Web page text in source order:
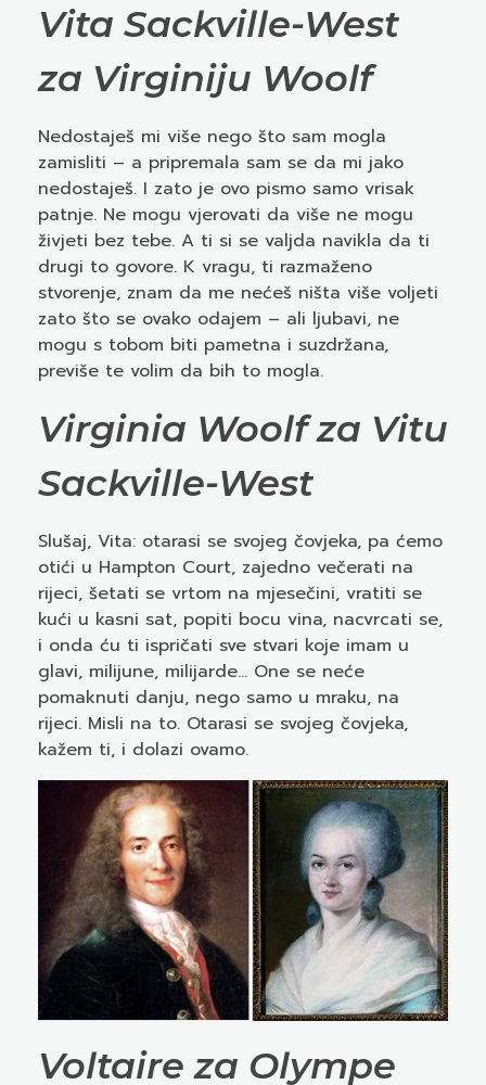
Vita Sackville-West
za Virginiju Woolf
Nedostaješ mi više nego što sam mogla
zamisliti – a pripremala sam se da mi jako
nedostaješ. I zato je ovo pismo samo vrisak
patnje. Ne mogu vjerovati da više ne mogu
živjeti bez tebe. A ti si se valjda navikla da ti
drugi to govore. K vragu, ti razmaženo
stvorenje, znam da me nećeš ništa više voljeti
zato što se ovako odajem – ali ljubavi, ne
mogu s tobom biti pametna i suzdržana,
previše te volim da bih to mogla.
Virginia Woolf za Vitu
Sackville-West
Slušaj, Vita: otarasi se svojeg čovjeka, pa ćemo
otići u Hampton Court, zajedno večerati na
rijeci, šetati se vrtom na mjesečini, vratiti se
kući u kasni sat, popiti bocu vina, nacvrcati se,
i onda ću ti ispričati sve stvari koje imam u
glavi, milijune, milijarde… One se neće
pomaknuti danju, nego samo u mraku, na
rijeci. Misli na to. Otarasi se svojeg čovjeka,
kažem ti, i dolazi ovamo.
Voltaire za Olympe